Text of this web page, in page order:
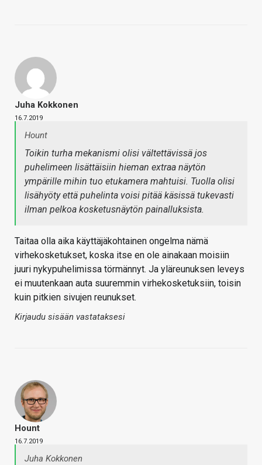
Juha Kokkonen
16.7.2019
Hount
Toikin turha mekanismi olisi vältettävissä jos
puhelimeen lisättäisiin hieman extraa näytön
ympärille mihin tuo etukamera mahtuisi. Tuolla olisi
lisähyöty että puhelinta voisi pitää käsissä tukevasti
ilman pelkoa kosketusnäytön painalluksista.
Taitaa olla aika käyttäjäkohtainen ongelma nämä
virhekosketukset, koska itse en ole ainakaan moisiin
juuri nykypuhelimissa törmännyt. Ja yläreunuksen leveys
ei muutenkaan auta suuremmin virhekosketuksiin, toisin
kuin pitkien sivujen reunukset.
Kirjaudu sisään vastataksesi
Hount
16.7.2019
Juha Kokkonen